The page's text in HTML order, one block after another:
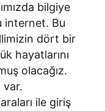
bilgiye
internet. Bu
dört bir
hayatlarını
olacağız.
var.
ile giriş